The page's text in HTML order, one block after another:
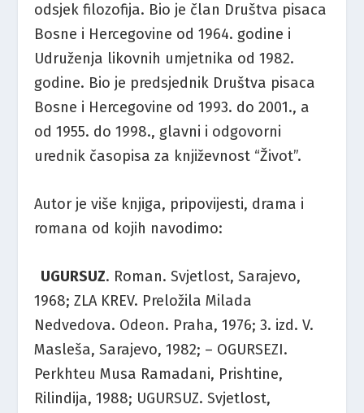
odsjek filozofija. Bio je član Društva pisaca
Bosne i Hercegovine od 1964. godine i
Udru­ženja likovnih umjetnika od 1982.
godine. Bio je predsjednik Društva pisaca
Bosne i Hercegovine od 1993. do 2001., a
od 1955. do 1998., glavni i odgovorni
urednik časopisa za književnost “Život”.
Autor je više knjiga, pripovijesti, drama i
romana od kojih na­vodimo:
UGURSUZ. Roman. Svjetlost, Sarajevo,
1968; ZLA KREV. Preložila Milada
Nedvedova. Odeon. Praha, 1976; 3. izd. V.
Masleša, Sarajevo, 1982; – OGURSEZI.
Perkhteu Musa Ramadani, Prishtine,
Rilindija, 1988; UGURSUZ. Svjetlost,